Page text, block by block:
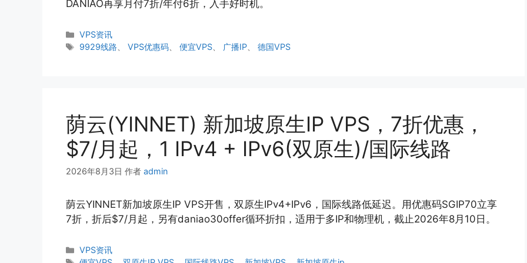
DANIAO再享月付7折/年付6折，入手好时机。
分
类
VPS资讯
标
9929线路 、VPS优惠码 、便宜VPS 广播IP 、德国VPS
荫云(YINNET) 新加坡原生IP VPS，7折优惠，
$7/月起，1 IPv4 + IPv6(双原生)/国际线路
2026年8月3日 作者 admin
荫云YINNET新加坡原生IP VPS开售，双原生IPv4+IPv6，国际线路低延迟。用优惠码SGIP70立享
7折，折后$7/月起，另有daniao30offer循环折扣，适用于多IP和物理机，截止2026年8月10日。
分
VPS资讯